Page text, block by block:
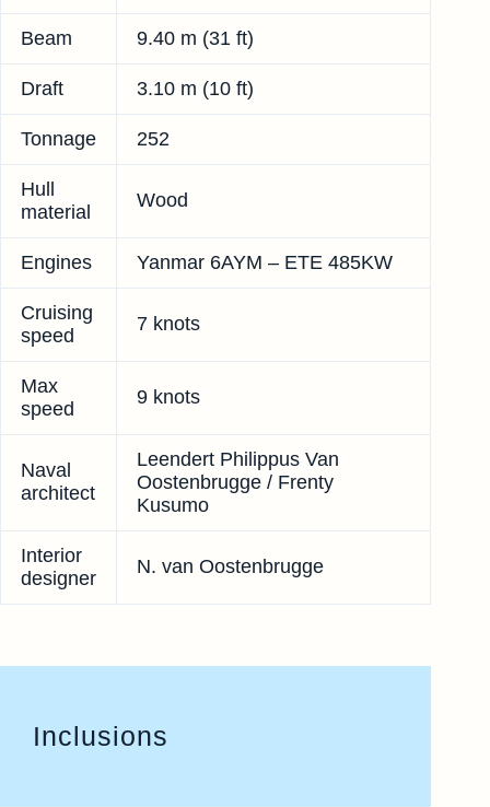
Beam 9.40 m (31 ft)
Draft 3.10 m (10 ft)
Tonnage 252
Hull
material
Wood
Engines Yanmar 6AYM – ETE 485KW
Cruising
speed
7 knots
Max
speed
9 knots
Naval
architect
Leendert Philippus Van
Oostenbrugge / Frenty
Kusumo
Interior
designer
N. van Oostenbrugge
Inclusions